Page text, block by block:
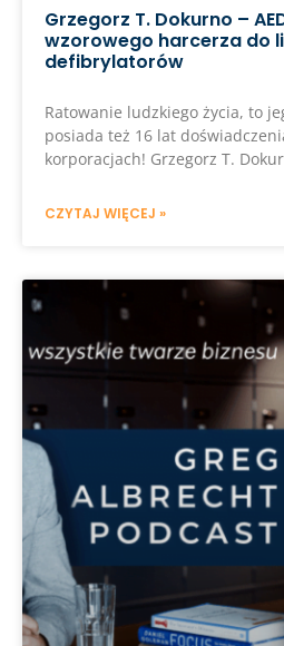
Grzegorz T. Dokurno –
wzorowego harcerza do
defibrylatorów
Ratowanie ludzkiego życia, to
posiada też 16 lat
korporacjach! Grzegorz T.
CZYTAJ WIĘCEJ »